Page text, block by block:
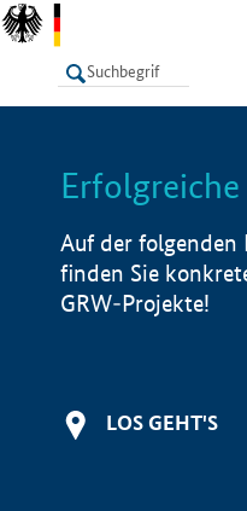
LISTE
Auf der folgenden
finden Sie
GRW-Projekte!
LOS GEHT'S